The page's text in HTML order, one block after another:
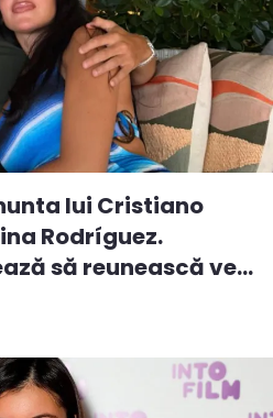
lui Cristiano
Rodríguez.
să reunească ve...